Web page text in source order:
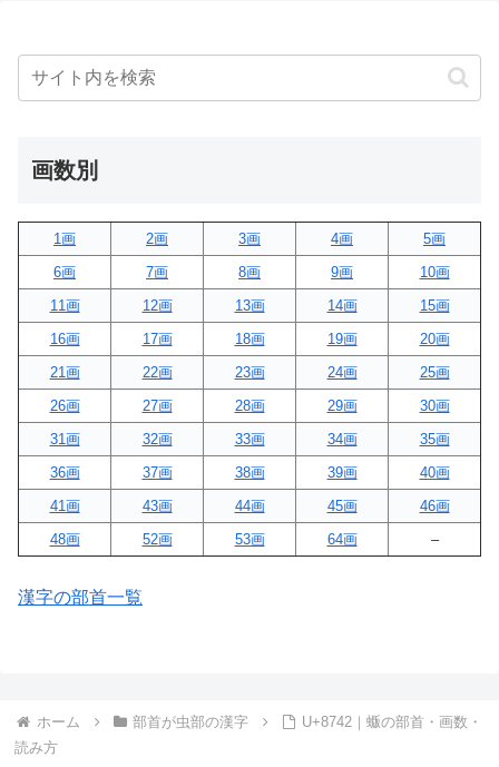
画数別
1画 2画 3画 4画
5画
6画
7画 8画 9画
10画
11画
12画 13画 14画
15画
16画
17画 18画 19画
20画
21画
22画 23画 24画
25画
26画
27画 28画 29画
30画
31画
32画 33画 34画
35画
36画
37画 38画 39画
40画
41画
43画 44画 45画
46画
48画
52画 53画 64画 –
漢字の部首一覧
ホーム 部首が虫部の漢字
U+8742｜蝂の部首・画数・
読み方